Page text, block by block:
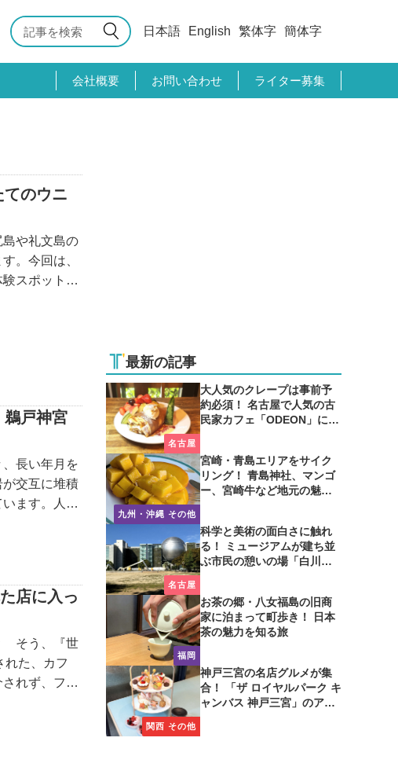
日本語 English 繁体字 簡体字
会社概要 お問い合わせ ライター募集
のウニ
や礼文島の
。今回は、
スポットを
クという場
戸神宮
長い年月を
交互に堆積
ます。人の
崎県の日南
店に入っ
そう、『世
れた、カフ
れず、フラ
ぱり見当つ
最新の記事
名古屋
大人気のクレープは事前予
約必須！ 名古屋で人気の古
民家カフェ「ODEON」に行
九州・沖縄 その他
宮崎・青島エリアをサイク
リング！ 青島神社、マンゴ
ー、宮崎牛など地元の魅力
名古屋
科学と美術の面白さに触れ
る！ ミュージアムが建ち並
ぶ市民の憩いの場「白川公
福岡
お茶の郷・八女福島の旧商
家に泊まって町歩き！ 日本
茶の魅力を知る旅
関西 その他
神戸三宮の名店グルメが集
合！ 「ザ ロイヤルパーク キ
ャンバス 神戸三宮」のアフ